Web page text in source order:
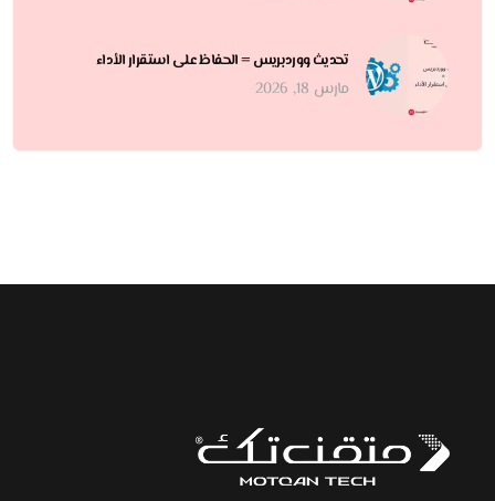
تحديث ووردبريس = الحفاظ على استقرار الأداء
مارس 18, 2026